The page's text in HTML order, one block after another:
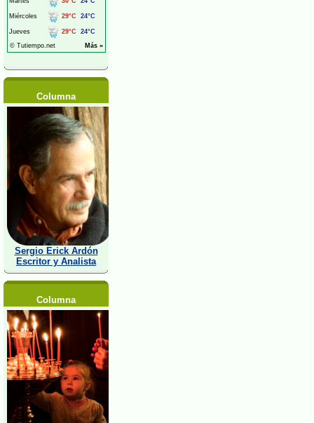
Columna
Sergio Erick Ardón
Escritor y Analista
Columna